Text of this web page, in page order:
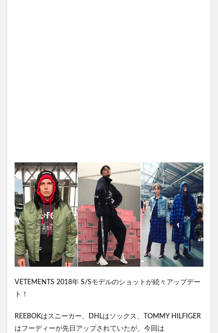
VETEMENTS 2018年 S/Sモデルのショットが続々アップデー
ト！
REEBOKはスニーカー、DHLはソックス、TOMMY HILFIGER
はフーディーが先日アップされていたが、今回は